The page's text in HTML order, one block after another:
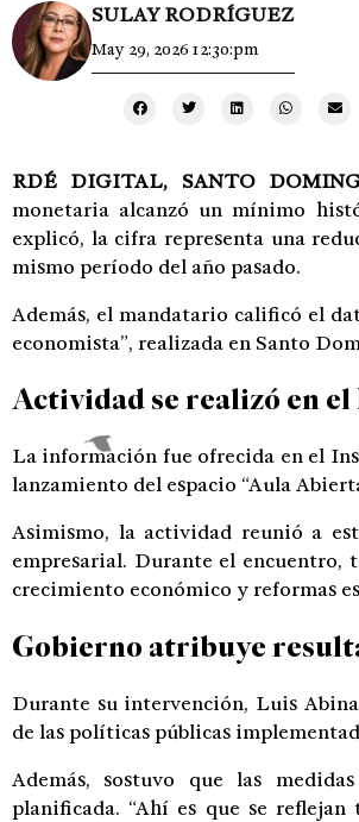
SULAY RODRÍGUEZ
May 29, 2026 12:30:pm
RDÉ DIGITAL, SANTO
monetaria alcanzó un mínimo
explicó, la cifra representa una
mismo período del año pasado.
Además, el mandatario calificó el
economista”, realizada en Santo
Actividad se realizó en el
La información fue ofrecida en el
lanzamiento del espacio “Aula
Asimismo, la actividad reunió a
empresarial. Durante el encuentro,
crecimiento económico y reformas
Gobierno atribuye
Durante su intervención, Luis
de las políticas públicas
Además, sostuvo que las
planificada. “Ahí es que se